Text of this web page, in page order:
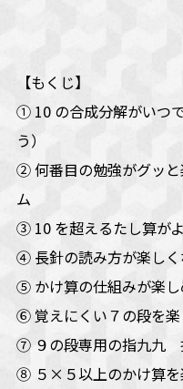
【もくじ】
① 10 の合成分解がいつ
う）
② 何番目の勉強がグッ
ム
③ 10 を超えるたし算が
④ 長針の読み方が楽し
⑤ かけ算の仕組みが楽
⑥ 覚えにくい７の段を
⑦ ９の段専用の指九九
⑧ ５×５以上のかけ算